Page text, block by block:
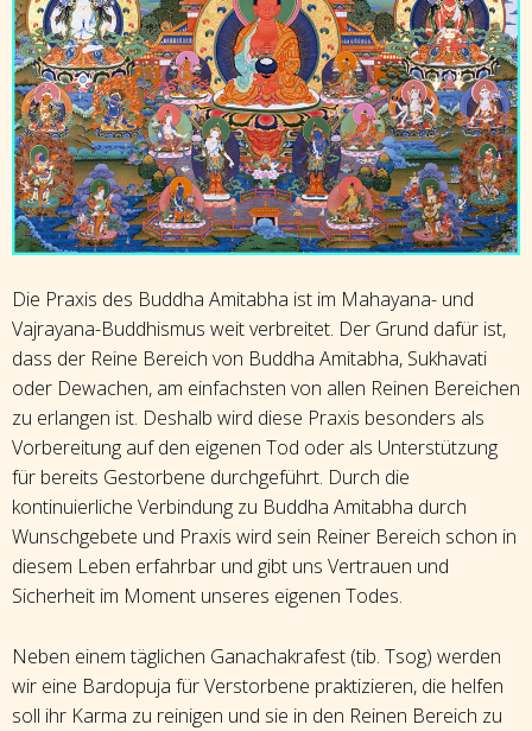
Die Praxis des Buddha Amitabha ist im Mahayana- und
Vajrayana-Buddhismus weit verbreitet. Der Grund dafür ist,
dass der Reine Bereich von Buddha Amitabha, Sukhavati
oder Dewachen, am einfachsten von allen Reinen Bereichen
zu erlangen ist. Deshalb wird diese Praxis besonders als
Vorbereitung auf den eigenen Tod oder als Unterstützung
für bereits Gestorbene durchgeführt. Durch die
kontinuierliche Verbindung zu Buddha Amitabha durch
Wunschgebete und Praxis wird sein Reiner Bereich schon in
diesem Leben erfahrbar und gibt uns Vertrauen und
Sicherheit im Moment unseres eigenen Todes.
Neben einem täglichen Ganachakrafest (tib. Tsog) werden
wir eine Bardopuja für Verstorbene praktizieren, die helfen
soll ihr Karma zu reinigen und sie in den Reinen Bereich zu